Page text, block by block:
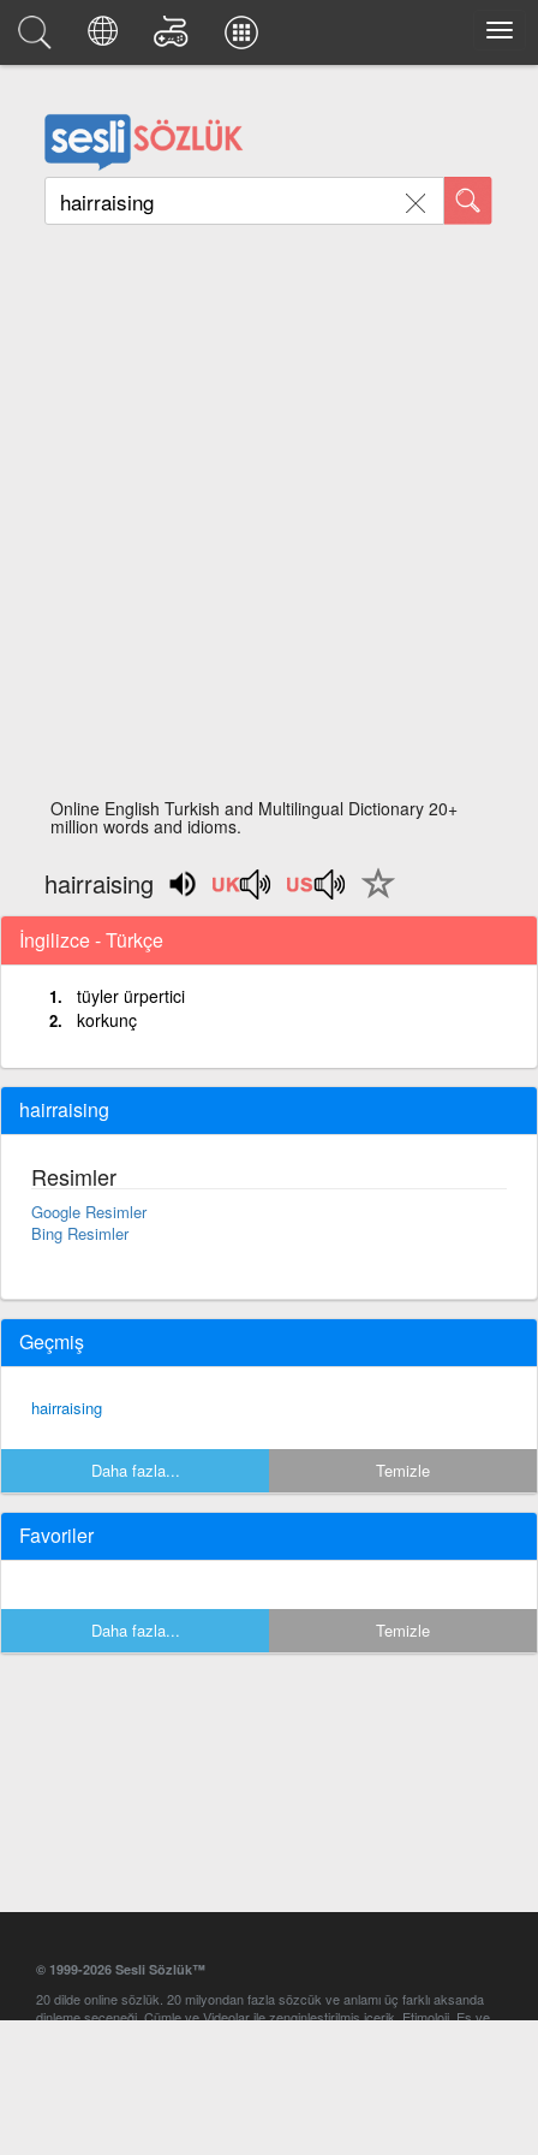
Online English Turkish and Multilingual Dictionary 20+
million words and idioms.
hairraising
İngilizce - Türkçe
tüyler ürpertici
korkunç
hairraising
Resimler
Google Resimler
Bing Resimler
Geçmiş
hairraising
Daha fazla... Temizle
Favoriler
Daha fazla... Temizle
© 1999-2026 Sesli Sözlük™
20 dilde online sözlük. 20 milyondan fazla sözcük ve anlamı üç farklı aksanda
dinleme seçeneği. Cümle ve Videolar ile zenginleştirilmiş içerik. Etimoloji, Eş ve